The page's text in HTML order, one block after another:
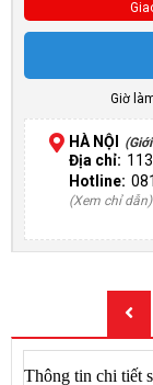
Giờ
HÀ NỘI
Địa chỉ:
Hotline:
(Xem chỉ dẫn)
Thông tin chi tiết